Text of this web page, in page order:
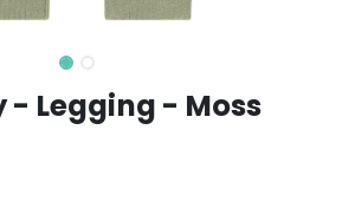
- Legging - Moss